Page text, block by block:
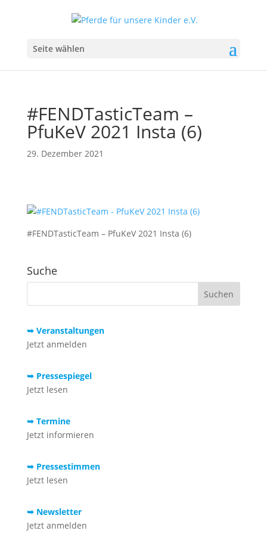
Seite wählen
#FENDTasticTeam –
PfuKeV 2021 Insta (6)
29. Dezember 2021
#FENDTasticTeam – PfuKeV 2021 Insta (6)
Suche
➥ Veranstaltungen
Jetzt anmelden
➥ Pressespiegel
Jetzt lesen
➥ Termine
Jetzt informieren
➥ Pressestimmen
Jetzt lesen
➥ Newsletter
Jetzt anmelden